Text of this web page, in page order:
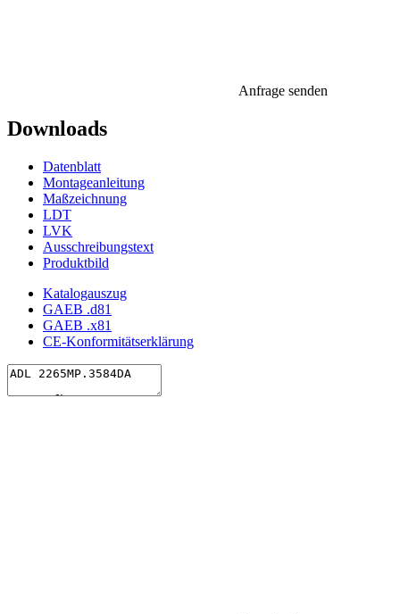
Anfrage senden
Downloads
Datenblatt
Montageanleitung
Maßzeichnung
LDT
LVK
Ausschreibungstext
Produktbild
Katalogauszug
GAEB .d81
GAEB .x81
CE-Konformitätserklärung